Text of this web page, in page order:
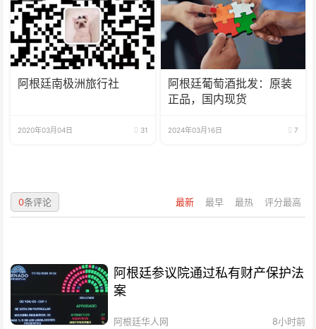
阿根廷南极洲旅行社
2020年03月04日 31
阿根廷葡萄酒批发：原装
正品，国内现货
2024年03月16日 7
最新 最早 最热 评分最高
0条评论
阿根廷参议院通过私有财产保护法
案
阿根廷华人网 8小时前